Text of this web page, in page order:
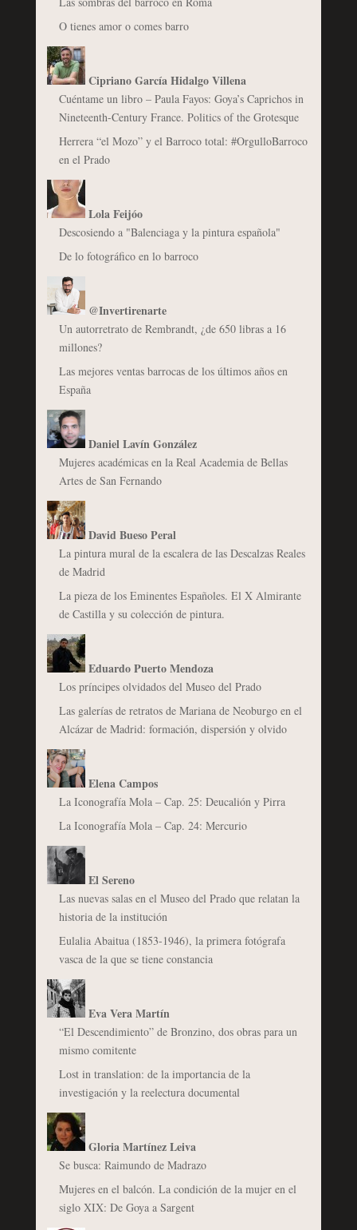
O tienes amor o comes barro
Cipriano García Hidalgo Villena
Cuéntame un libro – Paula Fayos: Goya’s Caprichos in
Nineteenth-Century France. Politics of the Grotesque
Herrera “el Mozo” y el Barroco total: #OrgulloBarroco
en el Prado
Lola Feijóo
Descosiendo a "Balenciaga y la pintura española"
De lo fotográfico en lo barroco
@Invertirenarte
Un autorretrato de Rembrandt, ¿de 650 libras a 16
millones?
Las mejores ventas barrocas de los últimos años en
España
Daniel Lavín González
Mujeres académicas en la Real Academia de Bellas
Artes de San Fernando
David Bueso Peral
La pintura mural de la escalera de las Descalzas Reales
de Madrid
La pieza de los Eminentes Españoles. El X Almirante
de Castilla y su colección de pintura.
Eduardo Puerto Mendoza
Los príncipes olvidados del Museo del Prado
Las galerías de retratos de Mariana de Neoburgo en el
Alcázar de Madrid: formación, dispersión y olvido
Elena Campos
La Iconografía Mola – Cap. 25: Deucalión y Pirra
La Iconografía Mola – Cap. 24: Mercurio
El Sereno
Las nuevas salas en el Museo del Prado que relatan la
historia de la institución
Eulalia Abaitua (1853-1946), la primera fotógrafa
vasca de la que se tiene constancia
Eva Vera Martín
“El Descendimiento” de Bronzino, dos obras para un
mismo comitente
Lost in translation: de la importancia de la
investigación y la reelectura documental
Gloria Martínez Leiva
Se busca: Raimundo de Madrazo
Mujeres en el balcón. La condición de la mujer en el
siglo XIX: De Goya a Sargent